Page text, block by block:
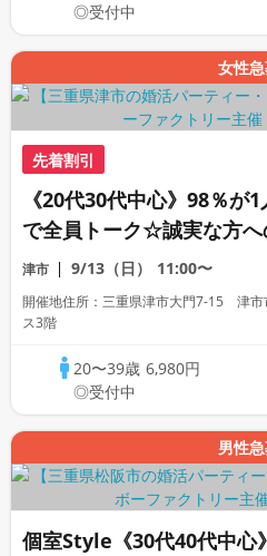
◎受付中
女性
先着割引
《20代30代中心》98％が
で全員トーク☆誠実な方へ
ー
津市 9/13（日） 11:00〜
開催地住所：三重県津市大門7-15 津市
ス3階
20〜39歳 6,980円
◎受付中
男性
個室Style《30代40代中心